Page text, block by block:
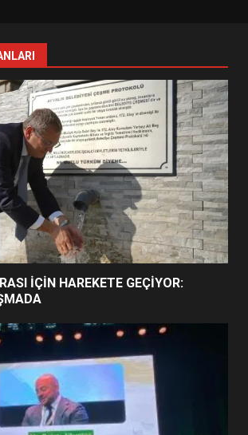
YENİ YÖNETİM NASIL
ŞEKİLLENDİ?
AYVALIK SU MİRASI İÇİN
HAREKETE GEÇİYOR: GÖZLER
BULUŞMADA
ESA 2026’DA TÜRK BAHARATI
NEYİ TEMSİL ETTİ?
EİB’DE KRİTİK ATAMA:
SÜRDÜRÜLEBİLİRLİKTE NE
DEĞİŞECEK?
İÇİN HAREKETE GEÇİYOR: